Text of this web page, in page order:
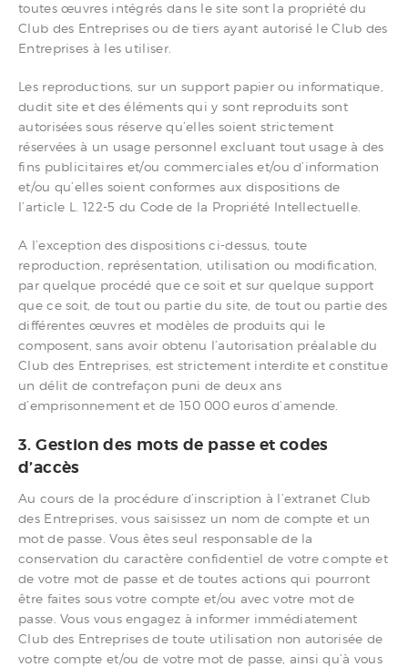
toutes œuvres intégrés dans le site sont la propriété du
Club des Entreprises ou de tiers ayant autorisé le Club des
Entreprises à les utiliser.
Les reproductions, sur un support papier ou informatique,
dudit site et des éléments qui y sont reproduits sont
autorisées sous réserve qu’elles soient strictement
réservées à un usage personnel excluant tout usage à des
fins publicitaires et/ou commerciales et/ou d’information
et/ou qu’elles soient conformes aux dispositions de
l’article L. 122-5 du Code de la Propriété Intellectuelle.
A l’exception des dispositions ci-dessus, toute
reproduction, représentation, utilisation ou modification,
par quelque procédé que ce soit et sur quelque support
que ce soit, de tout ou partie du site, de tout ou partie des
différentes œuvres et modèles de produits qui le
composent, sans avoir obtenu l’autorisation préalable du
Club des Entreprises, est strictement interdite et constitue
un délit de contrefaçon puni de deux ans
d’emprisonnement et de 150 000 euros d’amende.
3. Gestion des mots de passe et codes
d’accès
Au cours de la procédure d’inscription à l’extranet Club
des Entreprises, vous saisissez un nom de compte et un
mot de passe. Vous êtes seul responsable de la
conservation du caractère confidentiel de votre compte et
de votre mot de passe et de toutes actions qui pourront
être faites sous votre compte et/ou avec votre mot de
passe. Vous vous engagez à informer immédiatement
Club des Entreprises de toute utilisation non autorisée de
votre compte et/ou de votre mot de passe, ainsi qu’à vous